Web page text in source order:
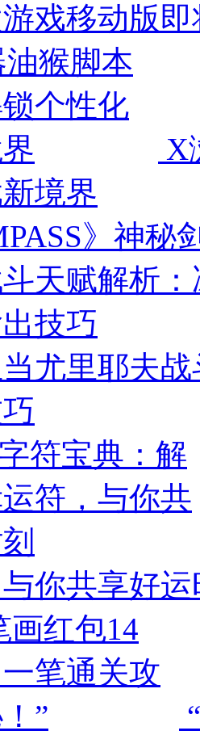
戏移动版
X
境界
尤里耶夫
你共享好运